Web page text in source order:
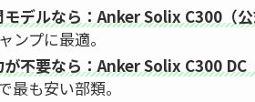
デルなら：Anker Solix C300（公
ンプに最適。
不要なら：Anker Solix C300 DC
最も安い部類。